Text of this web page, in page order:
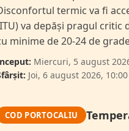
termic va fi
va depăși pragul critic
minime de 20-24 de
Miercuri, 5 august
Joi, 6 august 2026, 10:00
COD PORTOCALIU